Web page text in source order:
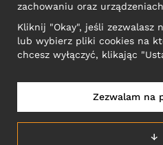
ADRES
Motley Denim
Narva mnt 5,
Reg:
Uwaga! Nie wysyłaj
zachowaniu oraz
Kliknij "Okay", jeśli zezwalasz
lub wybierz pliki cookies na
chcesz wyłączyć, klikając
↓
Zezwalam na